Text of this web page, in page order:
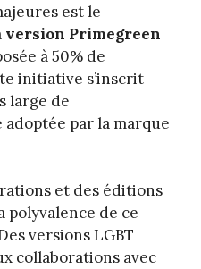
est le
version Primegreen
à 50% de
initiative s’inscrit
large de
par la marque
et des éditions
polyvalence de ce
versions LGBT
collaborations avec